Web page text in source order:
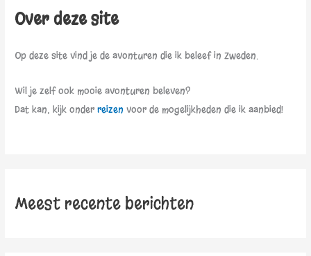
Over deze site
Op deze site vind je de avonturen die ik beleef in Zweden.
Wil je zelf ook mooie avonturen beleven?
Dat kan, kijk onderreizen voor de mogelijkheden die ik aanbied!
Meest recente berichten